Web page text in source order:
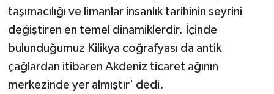
taşımacılığı ve limanlar insanlık tarihinin seyrini
değiştiren en temel dinamiklerdir. İçinde
bulunduğumuz Kilikya coğrafyası da antik
çağlardan itibaren Akdeniz ticaret ağının
merkezinde yer almıştır' dedi.